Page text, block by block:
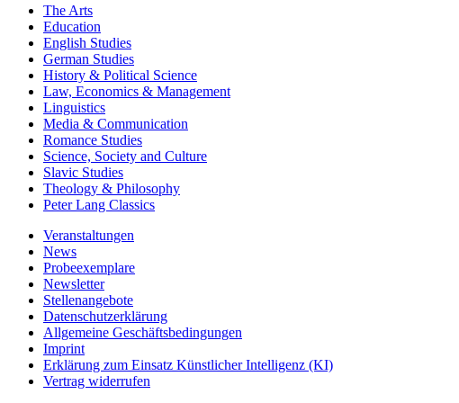
The Arts
Education
English Studies
German Studies
History & Political Science
Law, Economics & Management
Linguistics
Media & Communication
Romance Studies
Science, Society and Culture
Slavic Studies
Theology & Philosophy
Peter Lang Classics
Veranstaltungen
News
Probeexemplare
Newsletter
Stellenangebote
Datenschutzerklärung
Allgemeine Geschäftsbedingungen
Imprint
Erklärung zum Einsatz Künstlicher Intelligenz (KI)
Vertrag widerrufen